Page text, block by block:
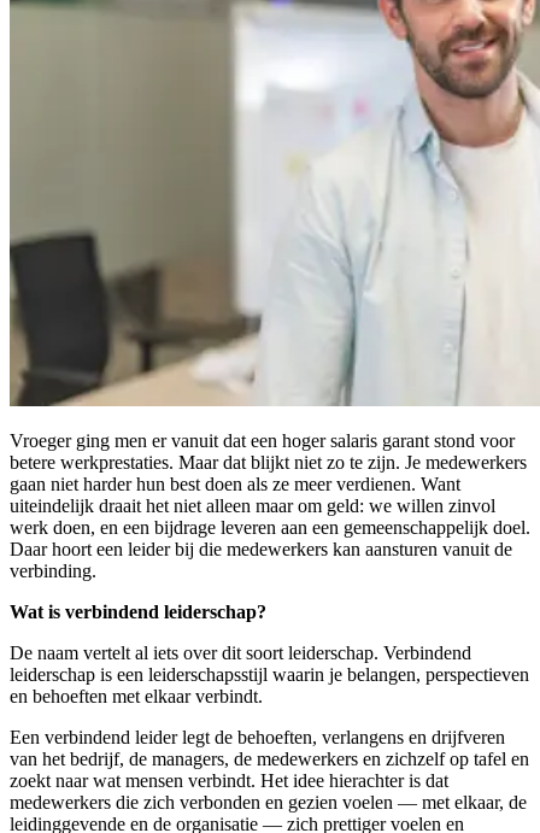
Vroeger ging men er vanuit dat een hoger salaris garant stond voor
betere werkprestaties. Maar dat blijkt niet zo te zijn. Je medewerkers
gaan niet harder hun best doen als ze meer verdienen. Want
uiteindelijk draait het niet alleen maar om geld: we willen zinvol
werk doen, en een bijdrage leveren aan een gemeenschappelijk doel.
Daar hoort een leider bij die medewerkers kan aansturen vanuit de
verbinding.
Wat is verbindend leiderschap?
De naam vertelt al iets over dit soort leiderschap. Verbindend
leiderschap is een leiderschapsstijl waarin je belangen, perspectieven
en behoeften met elkaar verbindt.
Een verbindend leider legt de behoeften, verlangens en drijfveren
van het bedrijf, de managers, de medewerkers en zichzelf op tafel en
zoekt naar wat mensen verbindt. Het idee hierachter is dat
medewerkers die zich verbonden en gezien voelen — met elkaar, de
leidinggevende en de organisatie — zich prettiger voelen en